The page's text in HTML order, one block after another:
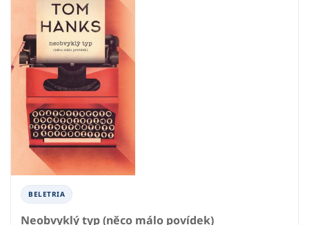
BELETRIA
Neobvyklý typ (něco málo povídek)